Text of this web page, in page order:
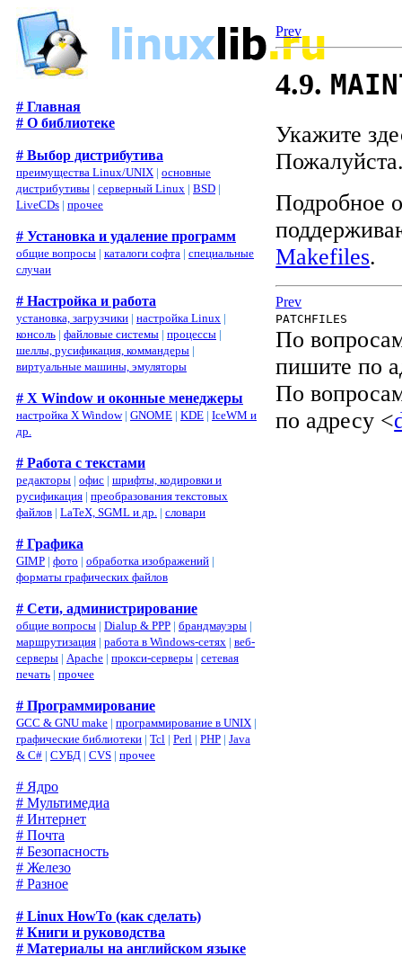
# Главная
# О библиотеке
# Выбор дистрибутива
преимущества Linux/UNIX | основные
дистрибутивы | серверный Linux | BSD |
LiveCDs | прочее
# Установка и удаление программ
общие вопросы | каталоги софта | специальные
случаи
# Настройка и работа
установка, загрузчики | настройка Linux |
консоль | файловые системы | процессы |
шеллы, русификация, коммандеры |
виртуальные машины, эмуляторы
# X Window и оконные менеджеры
настройка X Window| GNOME | KDE | IceWM и
др.
# Работа с текстами
редакторы | офис | шрифты, кодировки и
русификация | преобразования текстовых
файлов | LaTeX, SGML и др. | словари
# Графика
GIMP | фото | обработка изображений |
форматы графических файлов
# Сети, администрирование
общие вопросы | Dialup & PPP | брандмауэры |
маршрутизация | работа в Windows-сетях | веб-
серверы | Apache | прокси-серверы | сетевая
печать | прочее
# Программирование
GCC & GNU make | программирование в UNIX |
графические библиотеки | Tcl | Perl | PHP | Java
& C# | СУБД | CVS | прочее
# Ядро
# Мультимедиа
# Интернет
# Почта
# Безопасность
# Железо
# Разное
# Linux HowTo (как сделать)
# Книги и руководства
# Материалы на английском языке
Prev
4.9.
Укажите
Подробное
Makefiles.
Prev
PATCHFILES
По
пишите по
По
по адресу <